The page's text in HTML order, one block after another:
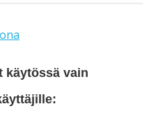
käytössä vain